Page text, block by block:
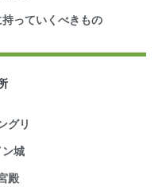
っていくべきもの
グリ
ン城
殿